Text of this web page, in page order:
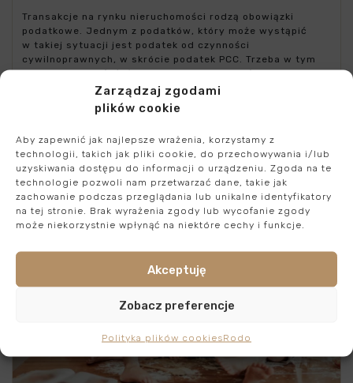
Zarządzaj zgodami
plików cookie
Aby zapewnić jak najlepsze wrażenia, korzystamy z
technologii, takich jak pliki cookie, do przechowywania i/lub
uzyskiwania dostępu do informacji o urządzeniu. Zgoda na te
technologie pozwoli nam przetwarzać dane, takie jak
zachowanie podczas przeglądania lub unikalne identyfikatory
na tej stronie. Brak wyrażenia zgody lub wycofanie zgody
może niekorzystnie wpłynąć na niektóre cechy i funkcje.
Akceptuję
Zobacz preferencje
Polityka plików cookiesRodo
Transakcje na rynku nieruchomości rodzą obowiązki
podatkowe. Jednym z podatków, który może wystąpić
w takiej sytuacji jest podatek od czynności
cywilnoprawnych, w skrócie podatek PCC. Trzeba w tym
miejscu podkreślić, że nabycie nieruchomości nie podlega
opodatkowaniu PCC w zakresie, w jakim są opodatkowane
podatkiem VAT. Ale uwaga – tak będzie zawsze
tylko do końca 2023 r. Bardzo…
Czytaj artykuł